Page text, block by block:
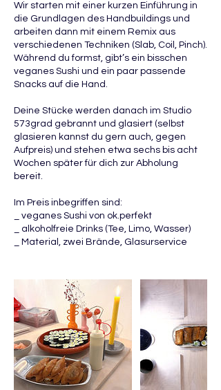
Wir starten mit einer kurzen Einführung in
die Grundlagen des Handbuildings und
arbeiten dann mit einem Remix aus
verschiedenen Techniken (Slab, Coil, Pinch).
Während du formst, gibt’s ein bisschen
veganes Sushi und ein paar passende
Snacks auf die Hand.
Deine Stücke werden danach im Studio
573grad gebrannt und glasiert (selbst
glasieren kannst du gern auch, gegen
Aufpreis) und stehen etwa sechs bis acht
Wochen später für dich zur Abholung
bereit.
Im Preis inbegriffen sind:
_ veganes Sushi von ok.perfekt
_ alkoholfreie Drinks (Tee, Limo, Wasser)
_ Material, zwei Brände, Glasurservice